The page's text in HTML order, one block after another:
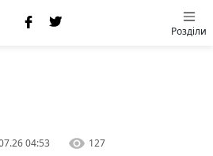
Розділи
04:53 127